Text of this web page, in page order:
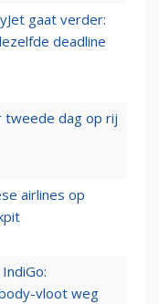
gaat verder:
deadline
tweede dag op rij
airlines op
vloot weg